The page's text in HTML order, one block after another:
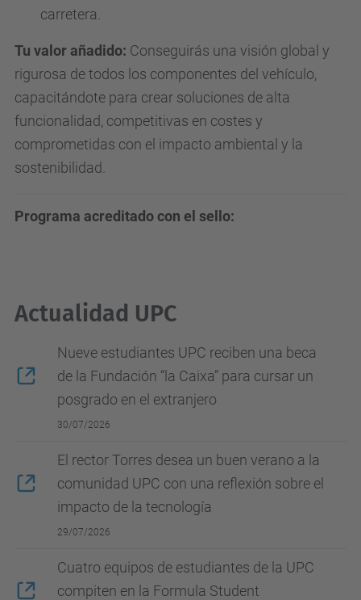
carretera.
Tu valor añadido: Conseguirás una visión global y
rigurosa de todos los componentes del vehículo,
capacitándote para crear soluciones de alta
funcionalidad, competitivas en costes y
comprometidas con el impacto ambiental y la
sostenibilidad.
Programa acreditado con el sello:
Actualidad UPC
Nueve estudiantes UPC reciben una beca
de la Fundación “la Caixa” para cursar un
posgrado en el extranjero
30/07/2026
El rector Torres desea un buen verano a la
comunidad UPC con una reflexión sobre el
impacto de la tecnología
29/07/2026
Cuatro equipos de estudiantes de la UPC
compiten en la Formula Student